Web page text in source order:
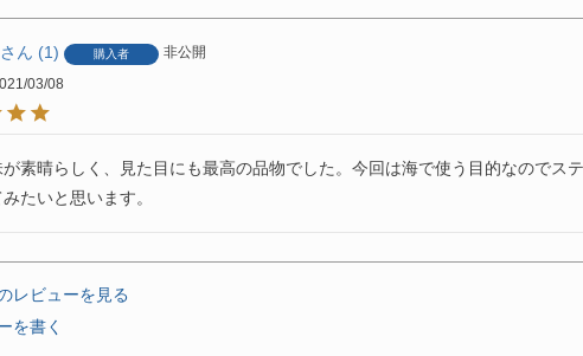
1 購入者
非公開
03/08
素晴らしく、見た目にも最高の品物でした。今回は海で使う目的なのでス
たいと思います。
レビューを見る
を書く